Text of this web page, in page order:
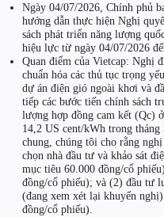
Ngày 04/07/2026, Chính phủ
hướng dẫn thực hiện Nghị
sách phát triển năng lượng
hiệu lực từ ngày 04/07/2026
Quan điểm của Vietcap: Nghị
chuẩn hóa các thủ tục trọng
dự án điện gió ngoài khơi và
tiếp các bước tiến chính sách
lượng hợp đồng cam kết (Qc)
14,2 US cent/kWh trong
chung, chúng tôi cho rằng
chọn nhà đầu tư và khảo sát
mục tiêu 60.000 đồng/cổ
đồng/cổ phiếu); và (2) đầu tư
(đang xem xét lại khuyến
đồng/cổ phiếu).